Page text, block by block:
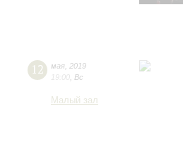
12 мая 2019
19:00 Вс
Малый зал